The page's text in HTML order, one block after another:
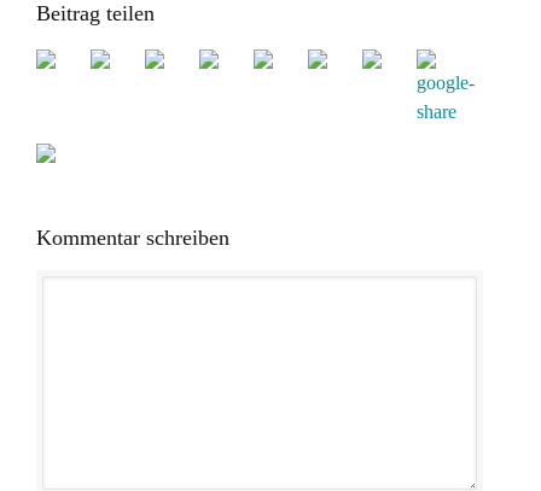
Beitrag teilen
Kommentar schreiben